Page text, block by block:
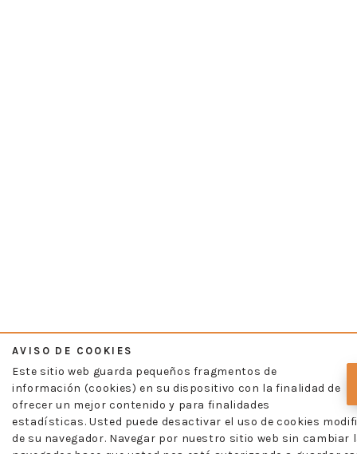
AVISO DE COOKIES
Este sitio web guarda pequeños fragmentos de
información (cookies) en su dispositivo con la finalidad de
ofrecer un mejor contenido y para finalidades
estadísticas. Usted puede desactivar el uso de cookies
de su navegador. Navegar por nuestro sitio web sin cambiar